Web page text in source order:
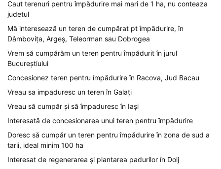
Caut terenuri pentru împădurire mai mari de 1 ha, nu conteaza
judetul
Mă interesează un teren de cumpărat pt împădurire, în
Dâmbovița, Argeș, Teleorman sau Dobrogea
Vrem să cumpărăm un teren pentru împădurit în jurul
Bucureștiului
Concesionez teren pentru împădurire în Racova, Jud Bacau
Vreau sa impaduresc un teren în Galați
Vreau să cumpăr și să împaduresc în Iași
Interesată de concesionarea unui teren pentru împădurire
Doresc să cumpăr un teren pentru împădurire în zona de sud a
tarii, ideal minim 100 ha
Interesat de regenerarea și plantarea padurilor în Dolj